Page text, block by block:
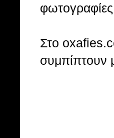
Στo
συμπίπτουν